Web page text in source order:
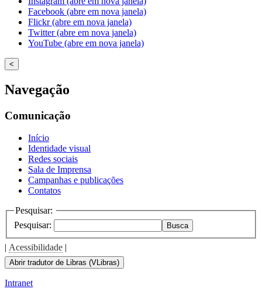
Facebook (abre em nova janela)
Flickr (abre em nova janela)
Twitter (abre em nova janela)
YouTube (abre em nova janela)
<
Navegação
Comunicação
Início
Identidade visual
Redes sociais
Sala de Imprensa
Campanhas e publicações
Contatos
Pesquisar:
Pesquisar:
Busca
| Acessibilidade |
Abrir tradutor de Libras (VLibras)
Intranet